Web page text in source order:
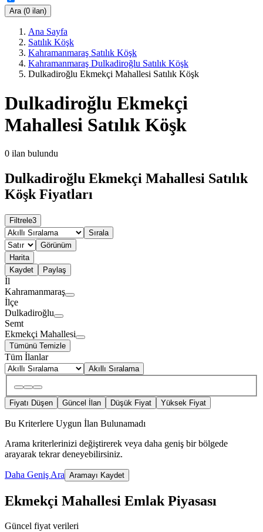
Ara (0 ilan)
Ana Sayfa
Satılık Köşk
Kahramanmaraş Satılık Köşk
Kahramanmaraş Dulkadiroğlu Satılık Köşk
Dulkadiroğlu Ekmekçi Mahallesi Satılık Köşk
Dulkadiroğlu Ekmekçi
Mahallesi Satılık Köşk
0 ilan bulundu
Dulkadiroğlu Ekmekçi Mahallesi Satılık
Köşk Fiyatları
Filtrele3
Sırala
Görünüm
Harita
Kaydet
Paylaş
İl
Kahramanmaraş
İlçe
Dulkadiroğlu
Semt
Ekmekçi Mahallesi
Tümünü Temizle
Tüm İlanlar
Akıllı Sıralama
Fiyatı Düşen Güncel İlan Düşük Fiyat Yüksek Fiyat
Bu Kriterlere Uygun İlan Bulunamadı
Arama kriterlerinizi değiştirerek veya daha geniş bir bölgede
arayarak tekrar deneyebilirsiniz.
Daha Geniş Ara Aramayı Kaydet
Ekmekçi Mahallesi Emlak Piyasası
Güncel fiyat verileri